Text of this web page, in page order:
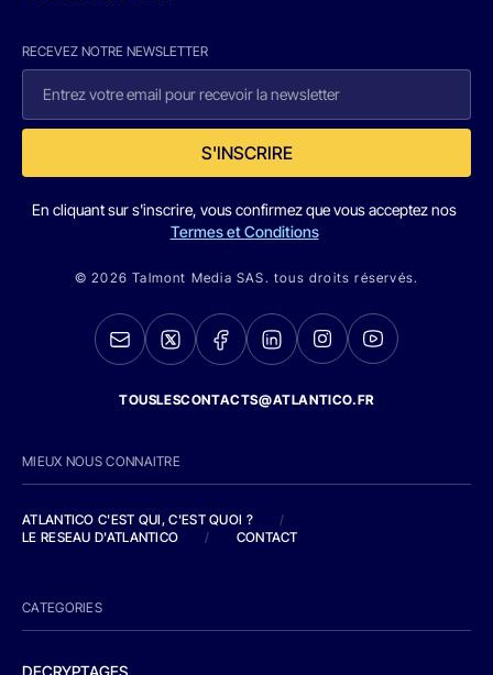
RECEVEZ NOTRE NEWSLETTER
S'INSCRIRE
En cliquant sur s'inscrire, vous confirmez que vous acceptez nos
Termes et Conditions
© 2026 Talmont Media SAS. tous droits réservés.
TOUSLESCONTACTS@ATLANTICO.FR
MIEUX NOUS CONNAITRE
ATLANTICO C'EST QUI, C'EST QUOI ?
/
LE RESEAU D'ATLANTICO
/ CONTACT
CATEGORIES
DECRYPTAGES